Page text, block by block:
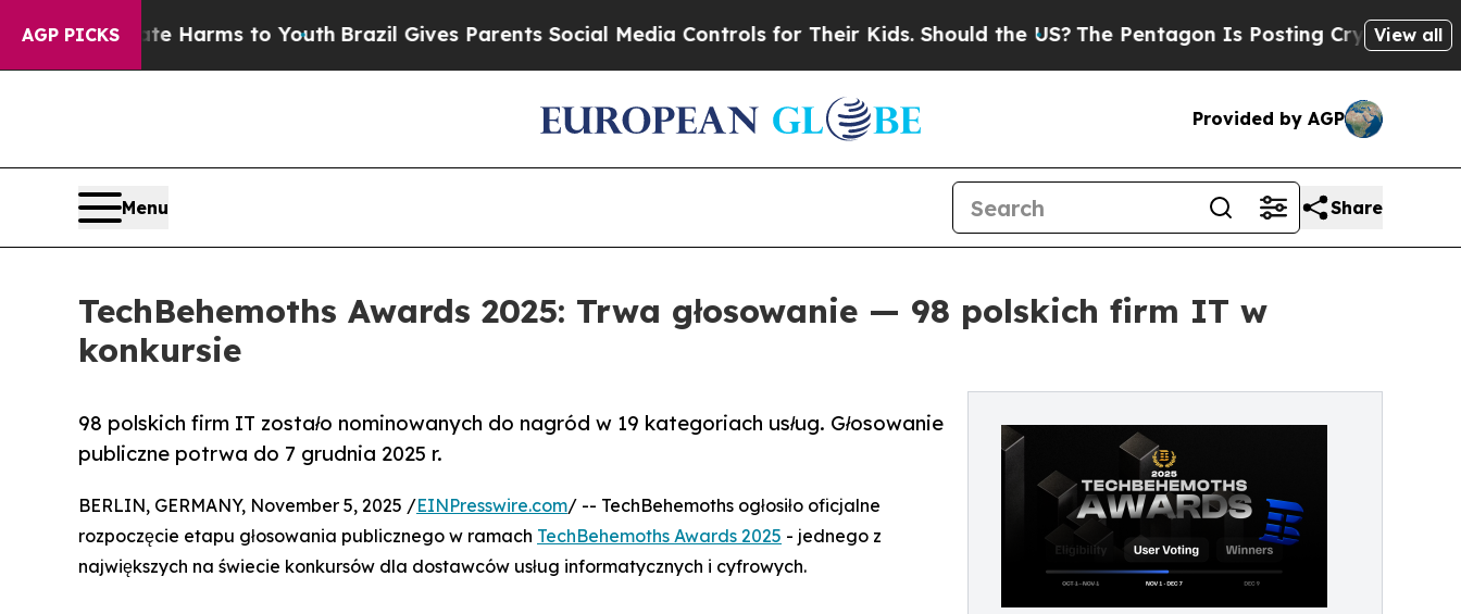
AGP PICKS
Abate Harms to Youth Brazil Gives Parents Social Media Controls for Their Kids. Should the US?The Pentagon Is Posting Cryptic BiblicalView all
Provided by AGP
Menu Share
TechBehemoths Awards 2025: Trwa głosowanie — 98 polskich firm IT w
konkursie
98 polskich firm IT zostało nominowanych do nagród w 19 kategoriach usług. Głosowanie
publiczne potrwa do 7 grudnia 2025 r.
BERLIN, GERMANY, November 5, 2025 /EINPresswire.com/ -- TechBehemoths ogłosiło oficjalne
rozpoczęcie etapu głosowania publicznego w ramach TechBehemoths Awards 2025 - jednego z
największych na świecie konkursów dla dostawców usług informatycznych i cyfrowych.